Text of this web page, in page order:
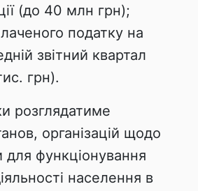
(до 40 млн грн);
податку на
звітний квартал
грн).
розглядатиме
організацій щодо
функціонування
населення в